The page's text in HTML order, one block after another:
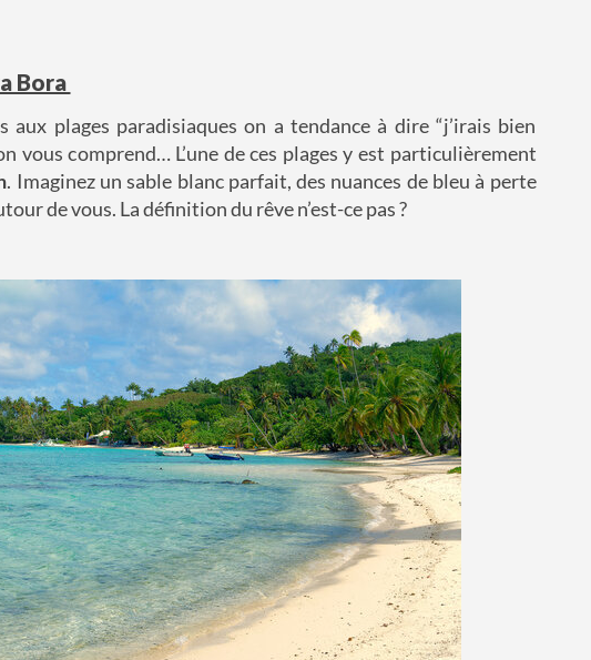
Bora
aux plages paradisiaques on a tendance à dire “j’irais bien
vous comprend… L’une de ces plages y est particulièrement
. Imaginez un sable blanc parfait, des nuances de bleu à perte
de vous. La définition du rêve n’est-ce pas ?